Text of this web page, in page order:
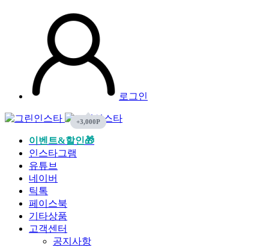
로그인
이벤트&할인🎁
인스타그램
유튜브
네이버
틱톡
페이스북
기타상품
고객센터
공지사항